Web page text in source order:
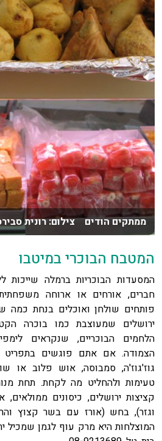
ממתקים הודים צילום: רונית
המטבח הבוכרי במיטבו
המסעדות הבוכריות ברמלה שייכות
חברים, אורחים או ארוחה משפחתית
פותחים שולחן ואוכלים בנחת כמה
ירושלים שמעוצבת כמו בוכרה
הלחמים הבוכריים, שנקראים
הצמודה. אם אתם פוגשים בתפריט
גוז'גוז'ה, סמבוסה, אוש פלוב או
טעימות ולהחליט מה לקחת. תחת
קציצות ירושלים, כיסונים
וגזר), בחש (אורז עם בשר קצוץ
המוצלחות היא מרק עוף לגמן שמכיל